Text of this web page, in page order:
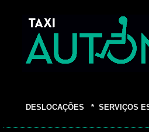
DESLOCAÇÕES * SERVIÇOS